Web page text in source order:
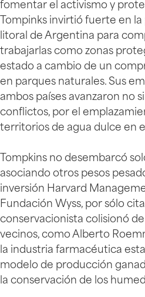
fomentar el activismo y
Tompinks invirtió fuerte en
litoral de Argentina para
trabajarlas como zonas
estado a cambio de un
en parques naturales. Sus
ambos países avanzaron no
conflictos, por el
territorios de agua dulce en
Tompkins no desembarcó
asociando otros pesos
inversión Harvard
Fundación Wyss, por sólo
conservacionista colisionó
vecinos, como Alberto
la industria farmacéutica
modelo de producción
la conservación de los